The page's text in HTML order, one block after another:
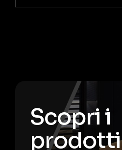
Scopri i
prodotti